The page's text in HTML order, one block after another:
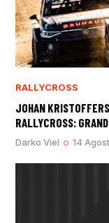
RALLYCROSS
JOHAN
RALLYCROSS:
Darko Viel 14